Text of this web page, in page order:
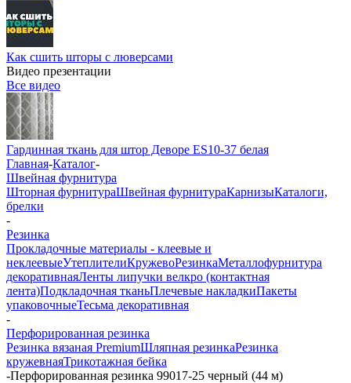
Как сшить шторы с люверсами
Видео презентации
Все видео
Гардинная ткань для штор Деворе ES10-37 белая
Главная-Каталог-
Швейная фурнитура
Шторная фурнитураШвейная фурнитураКарнизыКаталоги,
брелки
-
Резинка
Прокладочные материалы - клеевые и
неклеевыеУтеплителиКружевоРезинкаМеталлофурнитура
декоративнаяЛенты липучки велкро (контактная
лента)Подкладочная тканьПлечевые накладкиПакеты
упаковочныеТесьма декоративная
-
Перфорированная резинка
Резинка вязаная PremiumШляпная резинкаРезинка
кружевнаяТрикотажная бейка
-Перфорированная резинка 99017-25 черный (44 м)